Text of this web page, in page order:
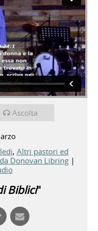
Ascolta
, Altri pastori ed
Donovan Libring|
Biblici"